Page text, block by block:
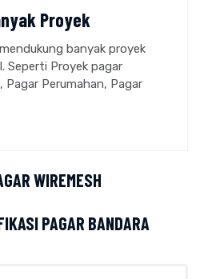
Proyek
banyak proyek
Seperti Proyek pagar
Pagar Perumahan, Pagar
WIREMESH
PAGAR BANDARA